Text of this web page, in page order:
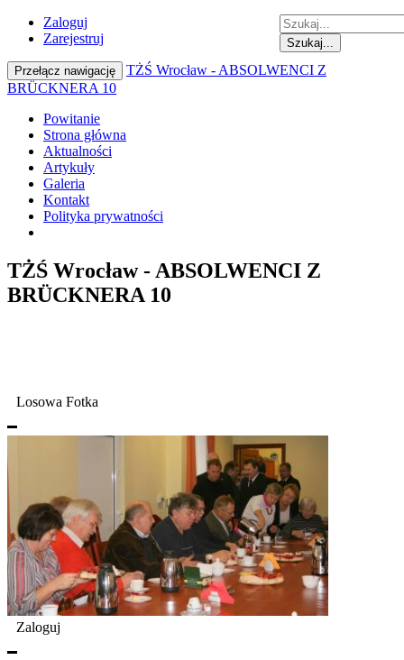
Szukaj...
Zaloguj
Zarejestruj
Przełącz nawigację
TŻŚ Wrocław - ABSOLWENCI Z
BRÜCKNERA 10
Powitanie
Strona główna
Aktualności
Artykuły
Galeria
Kontakt
Polityka prywatności
TŻŚ Wrocław - ABSOLWENCI Z
BRÜCKNERA 10
Losowa Fotka
Zaloguj